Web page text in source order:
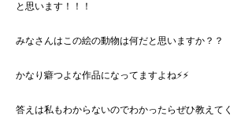
と思います！！！
みなさんはこの絵の動物は何だと思いますか？？
かなり癖つよな作品になってますよね⚡️⚡️
答えは私もわからないのでわかったらぜひ教えてく